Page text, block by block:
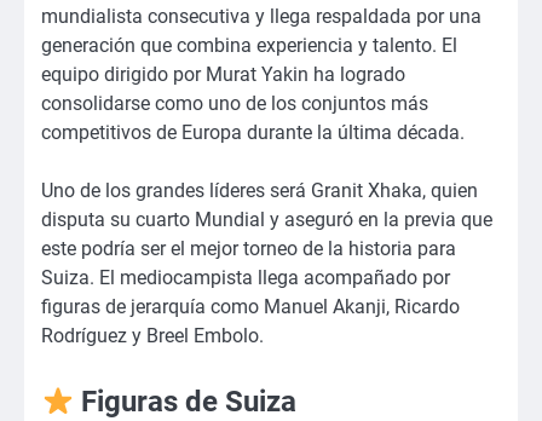
mundialista consecutiva y llega respaldada por una
generación que combina experiencia y talento. El
equipo dirigido por Murat Yakin ha logrado
consolidarse como uno de los conjuntos más
competitivos de Europa durante la última década.
Uno de los grandes líderes será Granit Xhaka, quien
disputa su cuarto Mundial y aseguró en la previa que
este podría ser el mejor torneo de la historia para
Suiza. El mediocampista llega acompañado por
figuras de jerarquía como Manuel Akanji, Ricardo
Rodríguez y Breel Embolo.
Figuras de Suiza